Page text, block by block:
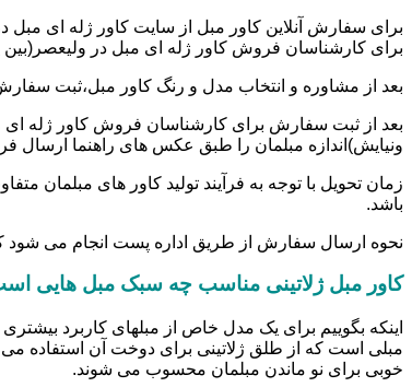
برای سفارش آنلاین کاور مبل از سایت کاور ژله ای مبل
برای کارشناسان فروش کاور ژله ای مبل در
بعد از مشاوره و انتخاب مدل و رنگ کاور مبل،ثبت
بعد از ثبت سفارش برای کارشناسان فروش کاور ژله
ونیایش)اندازه مبلمان را طبق عکس های راهنما ارسال
زمان تحویل با توجه به فرآیند تولید کاور های مبلمان
باشد.
نحوه ارسال سفارش از طریق اداره پست انجام می شود که ۳ الی ۴ روز کاری زمان می
کاور مبل ژلاتینی مناسب چه سبک مبل هایی
اینکه بگوییم برای یک مدل خاص از مبلهای کاربرد
مبلی است که از طلق ژلاتینی برای دوخت آن استفاده
خوبی برای نو ماندن مبلمان محسوب می شوند.